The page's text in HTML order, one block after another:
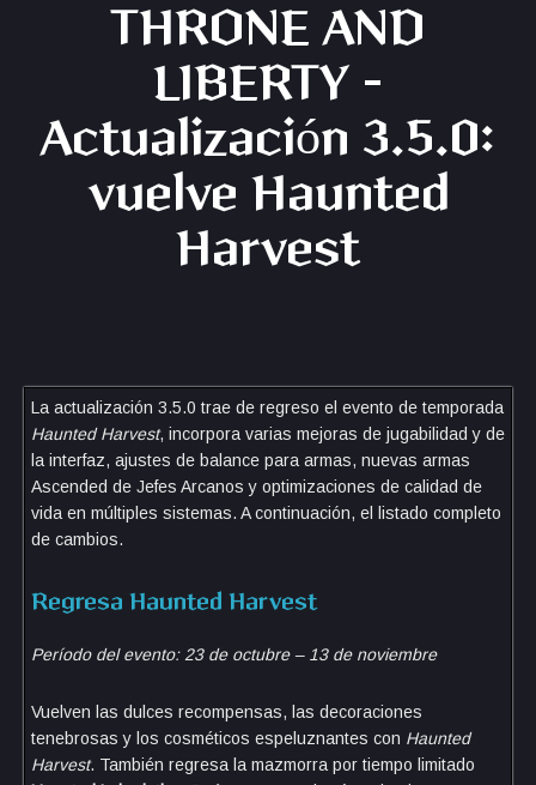
THRONE AND
LIBERTY –
Actualización 3.5.0:
vuelve Haunted
Harvest
La actualización 3.5.0 trae de regreso el evento de temporada
Haunted Harvest, incorpora varias mejoras de jugabilidad y de
la interfaz, ajustes de balance para armas, nuevas armas
Ascended de Jefes Arcanos y optimizaciones de calidad de
vida en múltiples sistemas. A continuación, el listado completo
de cambios.
Regresa Haunted Harvest
Período del evento: 23 de octubre – 13 de noviembre
Vuelven las dulces recompensas, las decoraciones
tenebrosas y los cosméticos espeluznantes con Haunted
Harvest. También regresa la mazmorra por tiempo limitado